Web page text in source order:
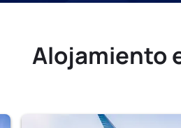
Alojamiento